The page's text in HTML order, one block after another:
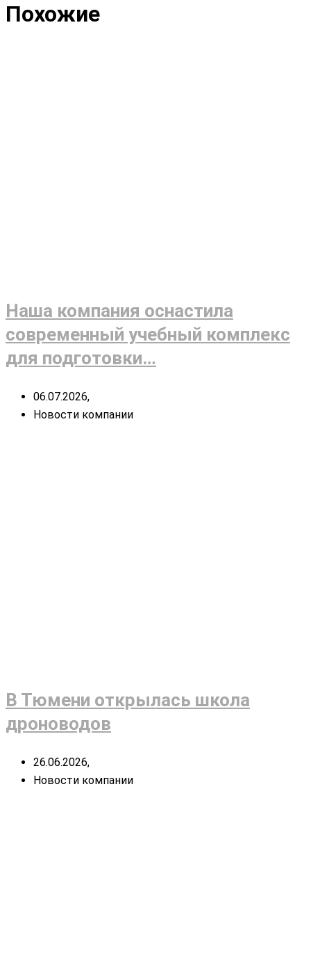
Похожие
Наша компания оснастила
современный учебный комплекс
для подготовки…
06.07.2026,
Новости компании
В Тюмени открылась школа
дроноводов
26.06.2026,
Новости компании